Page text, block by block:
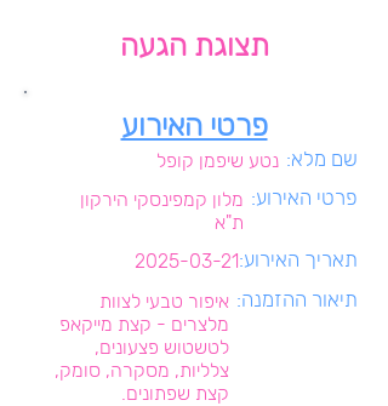
תצוגת הגעה
פרטי האירוע
נטע שיפמן קופל שם מלא:
מלון קמפינסקי הירקון
ת"א
פרטי האירוע:
2025-03-21תאריך האירוע:
איפור טבעי לצוות
מלצרים - קצת מייקאפ
לטשטוש פצעונים,
צלליות, מסקרה, סומק,
קצת שפתונים.
תיאור ההזמנה: